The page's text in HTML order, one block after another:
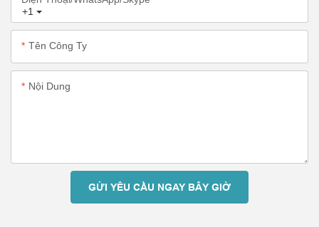
+1
Tên Công Ty
Nội Dung
GỬI YÊU CẦU NGAY BÂY GIỜ